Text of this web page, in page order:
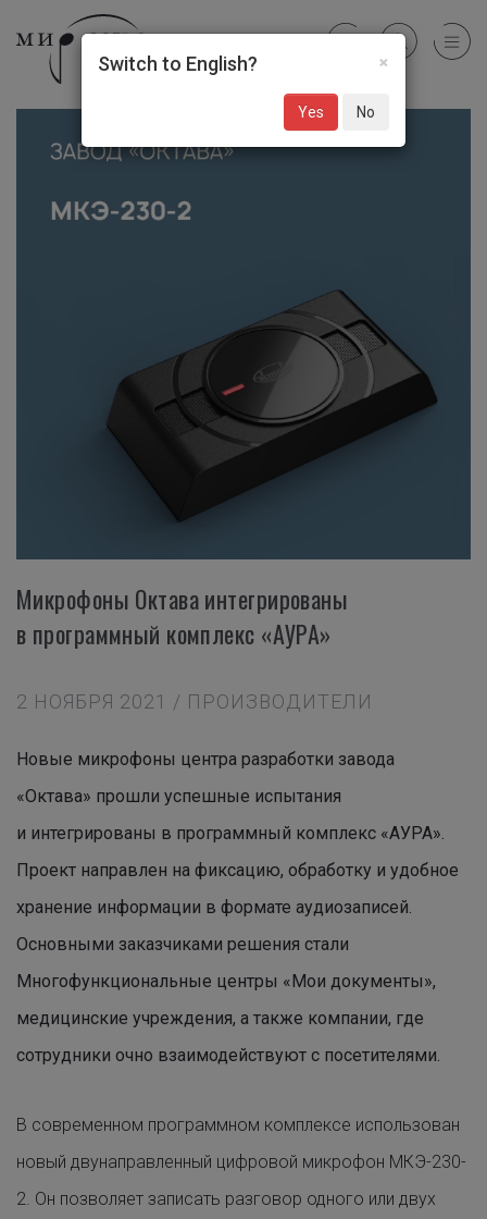
Микрофоны Октава интегрированы
в программный комплекс «АУРА»
2 НОЯБРЯ 2021 / ПРОИЗВОДИТЕЛИ
Новые микрофоны центра разработки завода
«Октава» прошли успешные испытания
и интегрированы в программный комплекс «АУРА».
Проект направлен на фиксацию, обработку и удобное
хранение информации в формате аудиозаписей.
Основными заказчиками решения стали
Многофункциональные центры «Мои документы»,
медицинские учреждения, а также компании, где
сотрудники очно взаимодействуют с посетителями.
В современном программном комплексе использован
новый двунаправленный цифровой микрофон МКЭ-230-
2. Он позволяет записать разговор одного или двух
×
Switch to English?
Yes No